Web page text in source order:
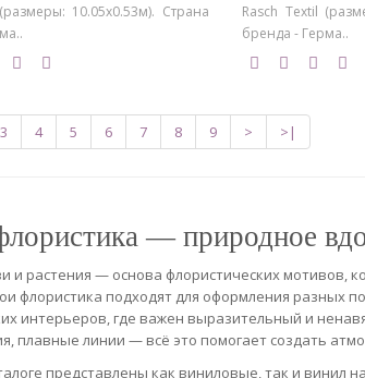
10.05х0.53м). Страна
Rasch Textil
бренда - Герма..
3 4 5 6 7 8 9 > >|
— природное
и растения — основа флористических мотивов,
флористика подходят для оформления разных
интерьеров, где важен выразительный и
плавные линии — всё это помогает создать
представлены как виниловые, так и винил